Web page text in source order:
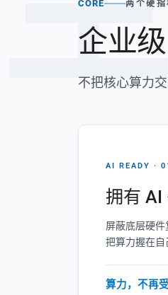
CORE 两个硬指
企业
不把核心算力
AI READY ·
拥有 AI
屏蔽底层硬
把算力握在自
算力，不再